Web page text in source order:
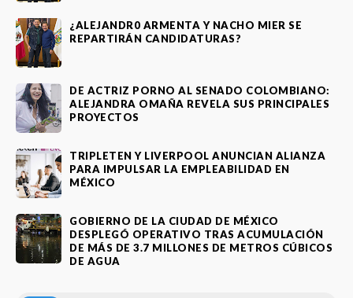
¿ALEJANDR0 ARMENTA Y NACHO MIER SE
REPARTIRÁN CANDIDATURAS?
DE ACTRIZ PORNO AL SENADO COLOMBIANO:
ALEJANDRA OMAÑA REVELA SUS PRINCIPALES
PROYECTOS
TRIPLETEN Y LIVERPOOL ANUNCIAN ALIANZA
PARA IMPULSAR LA EMPLEABILIDAD EN
MÉXICO
GOBIERNO DE LA CIUDAD DE MÉXICO
DESPLEGÓ OPERATIVO TRAS ACUMULACIÓN
DE MÁS DE 3.7 MILLONES DE METROS CÚBICOS
DE AGUA